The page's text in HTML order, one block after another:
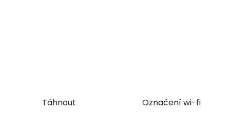
Táhnout Označení wi-fi